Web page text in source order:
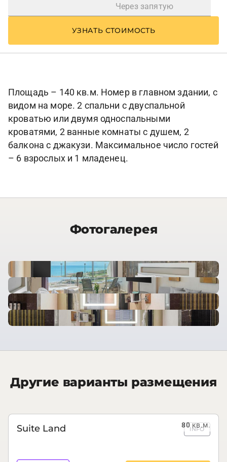
УЗНАТЬ СТОИМОСТЬ
Площадь – 140 кв.м. Номер в главном здании, с
видом на море. 2 спальни с двуспальной
кроватью или двумя односпальными
кроватями, 2 ванные комнаты с душем, 2
балкона с джакузи. Максимальное число гостей
– 6 взрослых и 1 младенец.
Фотогалерея
Другие варианты размещения
80кв.м.
Suite Land INFO